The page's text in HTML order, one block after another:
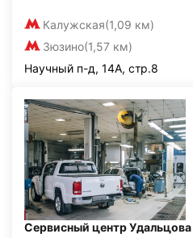
Калужская(1,09 км)
Зюзино(1,57 км)
Научный п-д, 14А, стр.8
Сервисный центр Удальцова